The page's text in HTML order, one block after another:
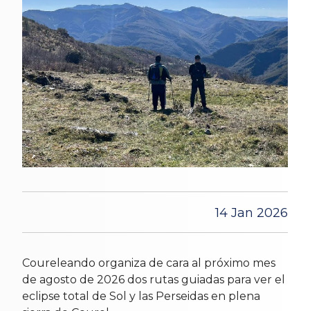
14 Jan 2026
Coureleando organiza de cara al próximo mes
de agosto de 2026 dos rutas guiadas para ver el
eclipse total de Sol y las Perseidas en plena